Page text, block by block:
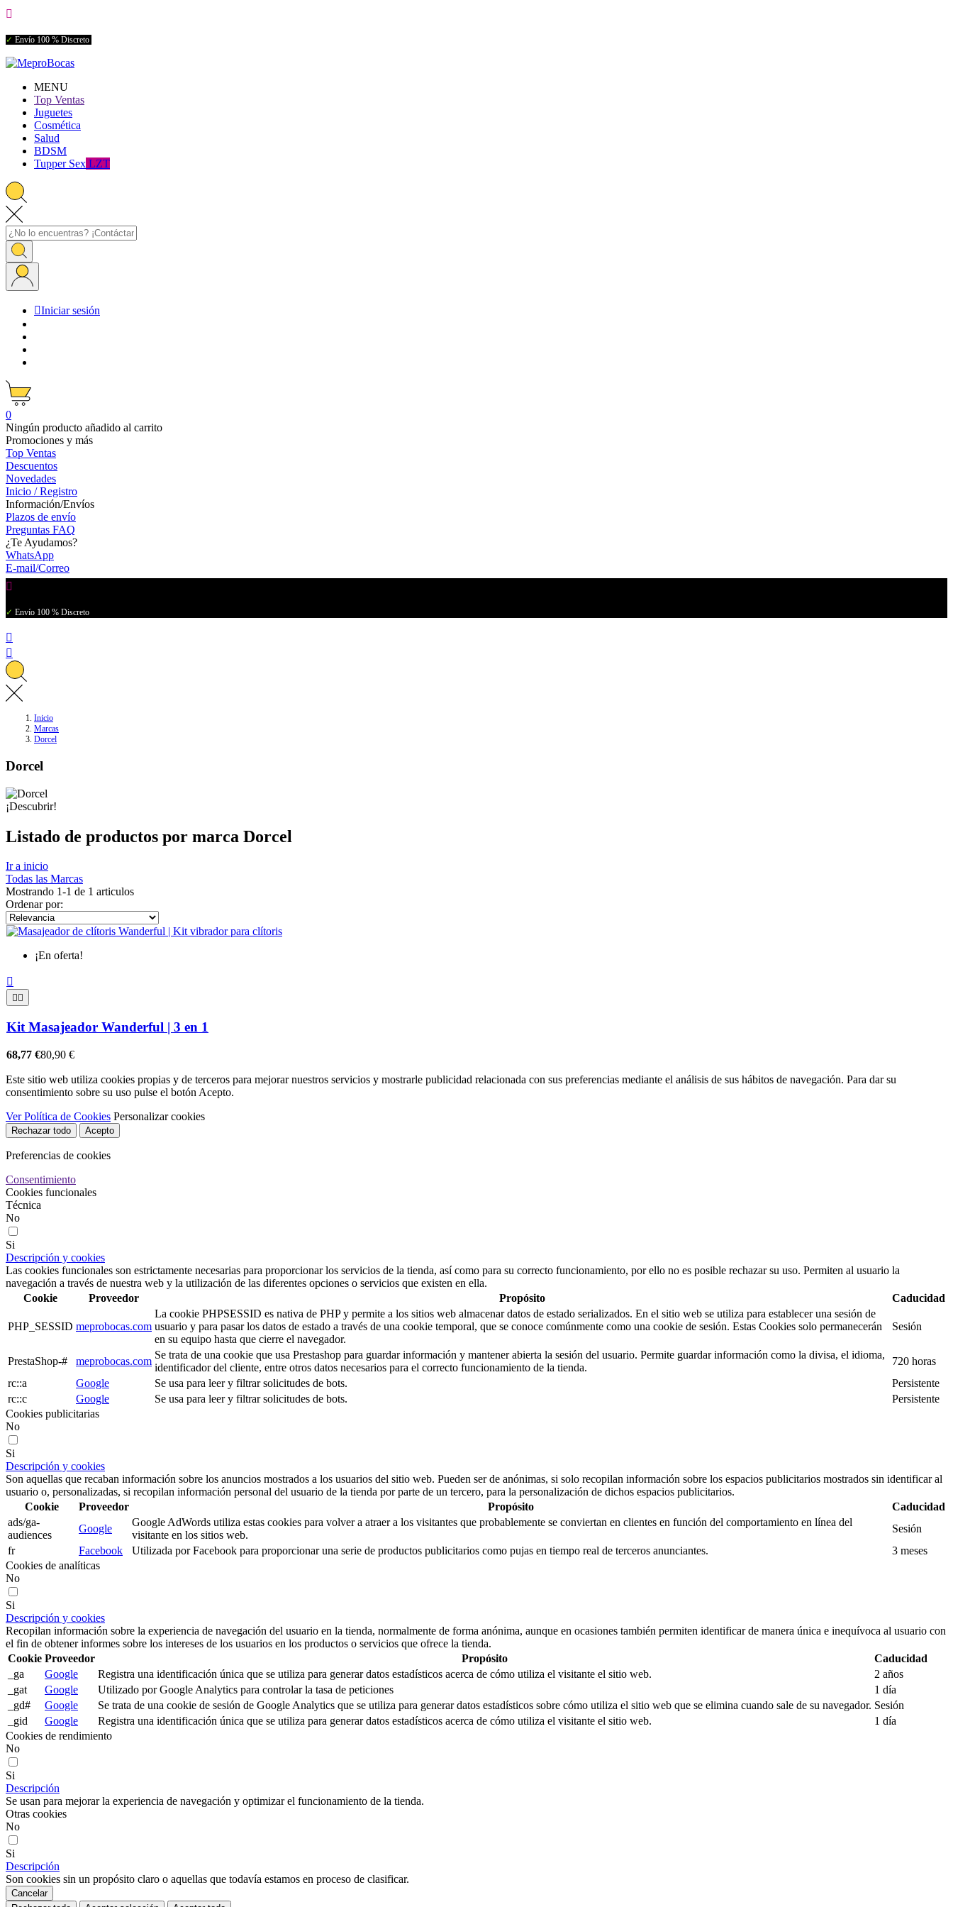

✓ Envío 100 % Discreto
MENU
Top Ventas
Juguetes
Cosmética
Salud
BDSM
Tupper Sex LZT
Iniciar sesión
0
Ningún producto añadido al carrito
Promociones y más
Top Ventas
Descuentos
Novedades
Inicio / Registro
Información/Envíos
Plazos de envío
Preguntas FAQ
¿Te Ayudamos?
WhatsApp
E-mail/Correo

✓ Envío 100 % Discreto


Inicio
Marcas
Dorcel
Dorcel
¡Descubrir!
Listado de productos por marca Dorcel
Ir a inicio
Todas las Marcas
Mostrando 1-1 de 1 articulos
Ordenar por:
¡En oferta!

 
Kit Masajeador Wanderful | 3 en 1
68,77 €80,90 €
Este sitio web utiliza cookies propias y de terceros para mejorar nuestros servicios y mostrarle publicidad relacionada con sus preferencias mediante el análisis de sus hábitos de navegación. Para dar su
consentimiento sobre su uso pulse el botón Acepto.
Ver Política de Cookies Personalizar cookies
Rechazar todo Acepto
Preferencias de cookies
Consentimiento
Cookies funcionales
Técnica
No
Si
Descripción y cookies
Las cookies funcionales son estrictamente necesarias para proporcionar los servicios de la tienda, así como para su correcto funcionamiento, por ello no es posible rechazar su uso. Permiten al usuario la
navegación a través de nuestra web y la utilización de las diferentes opciones o servicios que existen en ella.
Cookie
Proveedor Propósito Caducidad
PHP_SESSID meprobocas.com
La cookie PHPSESSID es nativa de PHP y permite a los sitios web almacenar datos de estado serializados. En el sitio web se utiliza para establecer una sesión de
usuario y para pasar los datos de estado a través de una cookie temporal, que se conoce comúnmente como una cookie de sesión. Estas Cookies solo permanecerán
en su equipo hasta que cierre el navegador.
Sesión
PrestaShop-# meprobocas.com
Se trata de una cookie que usa Prestashop para guardar información y mantener abierta la sesión del usuario. Permite guardar información como la divisa, el idioma,
identificador del cliente, entre otros datos necesarios para el correcto funcionamiento de la tienda.
720 horas
rc::a
Google Se usa para leer y filtrar solicitudes de bots.
Persistente
rc::c
Google Se usa para leer y filtrar solicitudes de bots.
Persistente
Cookies publicitarias
No
Si
Descripción y cookies
Son aquellas que recaban información sobre los anuncios mostrados a los usuarios del sitio web. Pueden ser de anónimas, si solo recopilan información sobre los espacios publicitarios mostrados sin identificar al
usuario o, personalizadas, si recopilan información personal del usuario de la tienda por parte de un tercero, para la personalización de dichos espacios publicitarios.
Cookie
Proveedor Propósito
Caducidad
ads/ga-
audiences
Google
Google AdWords utiliza estas cookies para volver a atraer a los visitantes que probablemente se conviertan en clientes en función del comportamiento en línea del
visitante en los sitios web.
Sesión
fr
Facebook Utilizada por Facebook para proporcionar una serie de productos publicitarios como pujas en tiempo real de terceros anunciantes.
3 meses
Cookies de analíticas
No
Si
Descripción y cookies
Recopilan información sobre la experiencia de navegación del usuario en la tienda, normalmente de forma anónima, aunque en ocasiones también permiten identificar de manera única e inequívoca al usuario con
el fin de obtener informes sobre los intereses de los usuarios en los productos o servicios que ofrece la tienda.
Cookie Proveedor Propósito
Caducidad
_ga
Google Registra una identificación única que se utiliza para generar datos estadísticos acerca de cómo utiliza el visitante el sitio web.
2 años
_gat
Google Utilizado por Google Analytics para controlar la tasa de peticiones
1 día
_gd#
Google Se trata de una cookie de sesión de Google Analytics que se utiliza para generar datos estadísticos sobre cómo utiliza el sitio web que se elimina cuando sale de su navegador. Sesión
_gid
Google Registra una identificación única que se utiliza para generar datos estadísticos acerca de cómo utiliza el visitante el sitio web.
1 día
Cookies de rendimiento
No
Si
Descripción
Se usan para mejorar la experiencia de navegación y optimizar el funcionamiento de la tienda.
Otras cookies
No
Si
Descripción
Son cookies sin un propósito claro o aquellas que todavía estamos en proceso de clasificar.
Cancelar